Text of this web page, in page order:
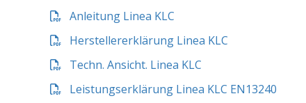
Anleitung Linea KLC
Herstellererklärung Linea KLC
Techn. Ansicht. Linea KLC
Leistungserklärung Linea KLC EN13240